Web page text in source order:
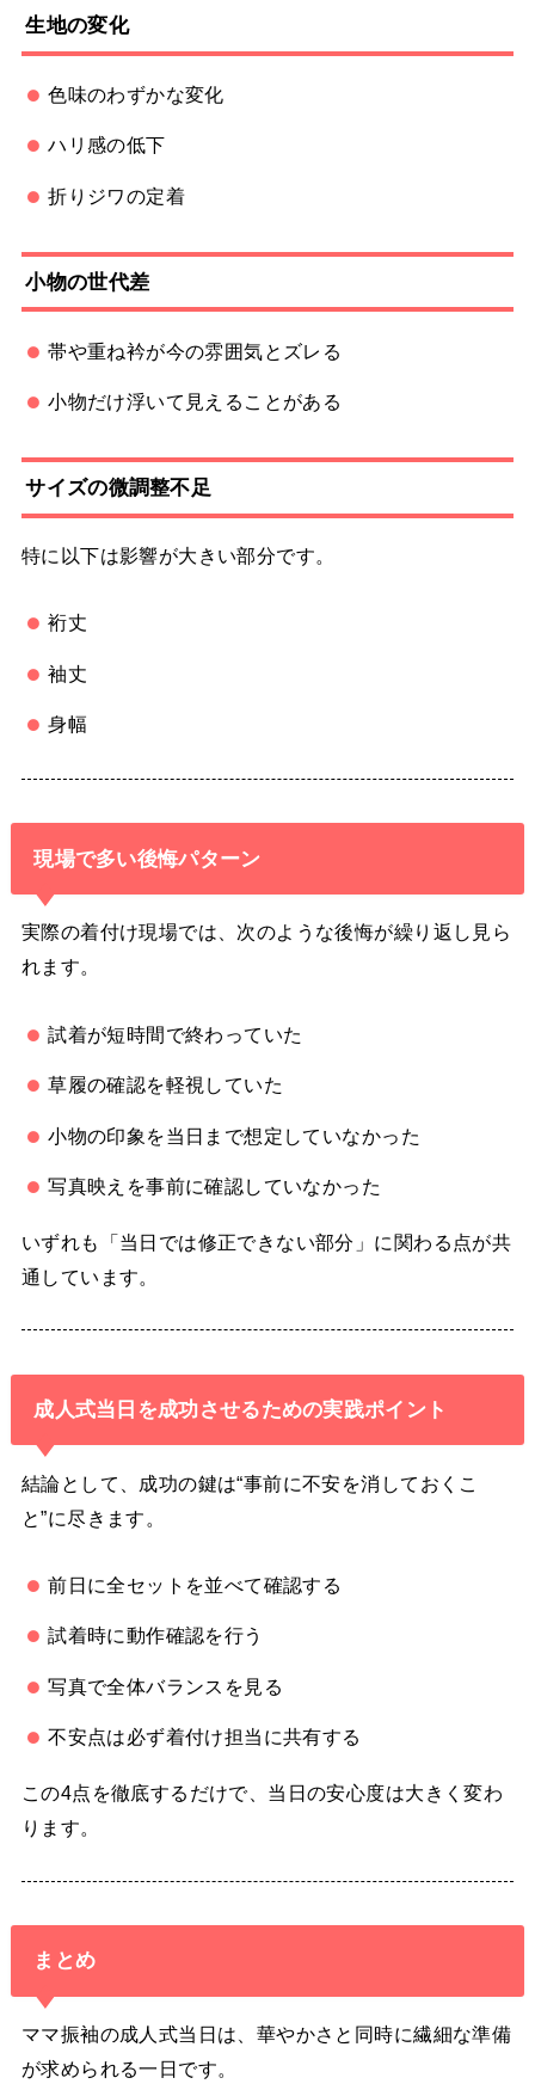
生地の変化
色味のわずかな変化
ハリ感の低下
折りジワの定着
小物の世代差
帯や重ね衿が今の雰囲気とズレる
小物だけ浮いて見えることがある
サイズの微調整不足
特に以下は影響が大きい部分です。
裄丈
袖丈
身幅
現場で多い後悔パターン
実際の着付け現場では、次のような後悔が繰り返し見ら
れます。
試着が短時間で終わっていた
草履の確認を軽視していた
小物の印象を当日まで想定していなかった
写真映えを事前に確認していなかった
いずれも「当日では修正できない部分」に関わる点が共
通しています。
成人式当日を成功させるための実践ポイント
結論として、成功の鍵は“事前に不安を消しておくこ
と”に尽きます。
前日に全セットを並べて確認する
試着時に動作確認を行う
写真で全体バランスを見る
不安点は必ず着付け担当に共有する
この4点を徹底するだけで、当日の安心度は大きく変わ
ります。
まとめ
ママ振袖の成人式当日は、華やかさと同時に繊細な準備
が求められる一日です。